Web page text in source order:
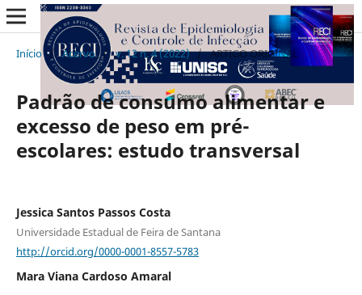
Início / Acervo / v. 12 n. 4 (2022) / ARTIGO ORIGINAL
Padrão de consumo alimentar e
excesso de peso em pré-
escolares: estudo transversal
Jessica Santos Passos Costa
Universidade Estadual de Feira de Santana
http://orcid.org/0000-0001-8557-5783
Mara Viana Cardoso Amaral